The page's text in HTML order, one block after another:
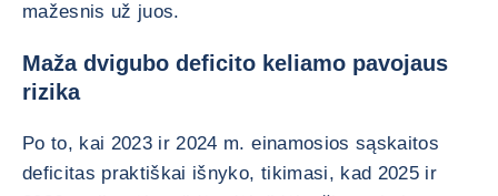
mažesnis už juos.
Maža dvigubo deficito keliamo pavojaus
rizika
Po to, kai 2023 ir 2024 m. einamosios sąskaitos
deficitas praktiškai išnyko, tikimasi, kad 2025 ir